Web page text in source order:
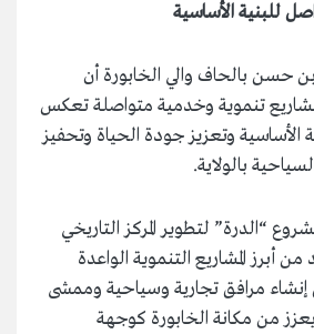
للبنية الأساسية
حسن بالحاف والي الخابورة أن
مشاريع تنموية وخدمية متواصلة تعكس
الأساسية وتعزيز جودة الحياة وتحفيز
بالولاية.
“الدرة” لتطوير المركز التاريخي
أبرز المشاريع التنموية الواعدة
مرافق تجارية وسياحية وممشى
من مكانة الخابورة كوجهة